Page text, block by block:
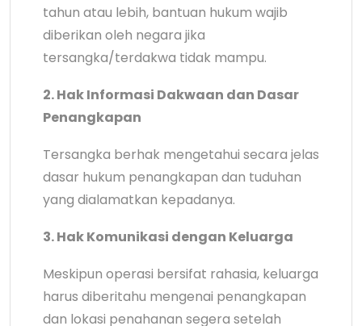
tahun atau lebih, bantuan hukum wajib
diberikan oleh negara jika
tersangka/terdakwa tidak mampu.
2. Hak Informasi Dakwaan dan Dasar
Penangkapan
Tersangka berhak mengetahui secara jelas
dasar hukum penangkapan dan tuduhan
yang dialamatkan kepadanya.
3. Hak Komunikasi dengan Keluarga
Meskipun operasi bersifat rahasia, keluarga
harus diberitahu mengenai penangkapan
dan lokasi penahanan segera setelah